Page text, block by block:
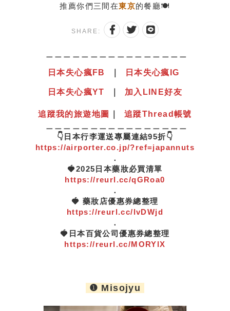
推薦你們三間在東京的餐廳🍽
SHARE:
日本失心瘋 F B 日本失心瘋IG
日本失心瘋YT 加入LINE好友
追蹤我的旅遊地圖
追蹤Thread帳號
👇日本行李運送專屬連結95折👇
https://airporter.co.jp/?ref=japannuts
．
🍓2025日本藥妝必買清單
https://reurl.cc/qGRoa0
．
🍓 藥妝店優惠券總整理
https://reurl.cc/lvDWjd
．
🍓日本百貨公司優惠券總整理
https://reurl.cc/MORYlX
❶ Misojyu